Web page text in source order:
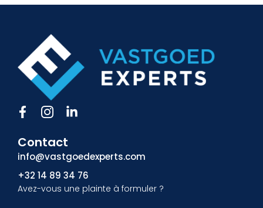
F
a
e
b
o
o
k
I
c
n
e
-
n
L
i
e
d
i
n
Contact
info@vastgoedexperts.com
+32 14 89 34 76
Avez-vous une plainte à formuler ?